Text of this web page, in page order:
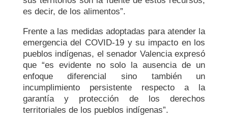
es decir, de los alimentos”.
Frente a las medidas adoptadas para atender la
emergencia del COVID-19 y su impacto en los
pueblos indígenas, el senador Valencia expresó
que “es evidente no solo la ausencia de un
enfoque diferencial sino también un
incumplimiento persistente respecto a la
garantía y protección de los derechos
territoriales de los pueblos indígenas”.